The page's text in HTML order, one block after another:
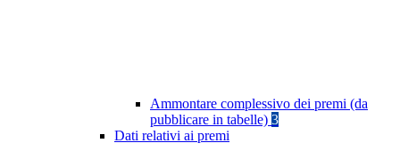
Ammontare complessivo dei premi (da
pubblicare in tabelle) 3
Dati relativi ai premi